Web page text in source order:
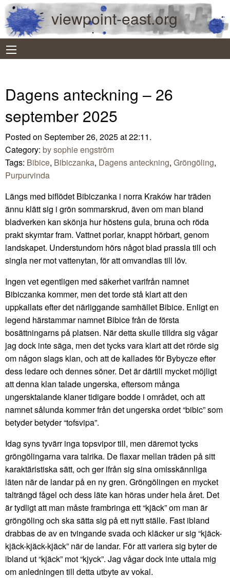
viewpoint-east.org
Dagens anteckning – 26
september 2025
Posted on September 26, 2025 at 22:11.
Category: by sophie engström
Tags: Bibice, Bibiczanka, Dagens anteckning, Gröngöling,
Purpurvinda
Längs med biflödet Bibiczanka i norra Kraków har träden
ännu klätt sig i grön sommarskrud, även om man bland
bladverken kan skönja hur höstens gula, bruna och röda
prakt skymtar fram. Vattnet porlar, knappt hörbart, genom
landskapet. Understundom hörs något blad prassla till och
singla ner mot vattenytan, för att omvandlas till löv.
Ingen vet egentligen med säkerhet varifrån namnet
Bibiczanka kommer, men det torde stå klart att den
uppkallats efter det närliggande samhället Bibice. Enligt en
legend härstammar namnet Bibice från de första
bosättningarns på platsen. När detta skulle tilldra sig vågar
jag dock inte säga, men det tycks vara klart att det rörde sig
om någon slags klan, och att de kallades för Bybycze efter
dess ledare och dennes söner. Det är därtill mycket möjligt
att denna klan talade ungerska, eftersom många
ungersktalande klaner tidigare bodde i området, och att
namnet sålunda kommer från det ungerska ordet “bibic” som
betyder betyder “tofsvipa”.
Idag syns tyvärr inga topsvipor till, men däremot tycks
gröngölingarna vara talrika. De flaxar mellan träden på sitt
karaktäristiska sätt, och ger ifrån sig sina omisskännliga
läten när de landar på en ny gren. Gröngölingen en mycket
talträngd fågel och dess läte kan höras under hela året. Det
är tydligt att man måste frambringa ett “kjäck” om man är
gröngöling och ska sätta sig på ett nytt ställe. Fast ibland
drabbas de av en tvingande svada och kläcker ur sig “kjäck-
kjäck-kjäck-kjäck” när de landar. För att variera sig byter de
ibland ut “kjäck” mot “kjyck”. Jag vågar dock inte uttala mig
om anledningen till detta utbyte av vokal.